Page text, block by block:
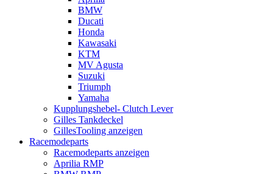
BMW
Ducati
Honda
Kawasaki
KTM
MV Agusta
Suzuki
Triumph
Yamaha
Kupplungshebel- Clutch Lever
Gilles Tankdeckel
GillesTooling anzeigen
Racemodeparts
Racemodeparts anzeigen
Aprilia RMP